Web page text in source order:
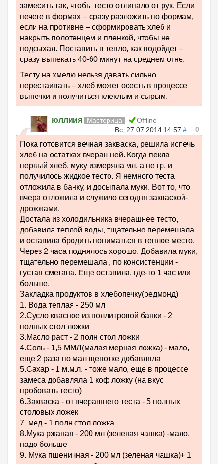
замесить так, чтобы тесто отлипало от рук. Если
печете в формах – сразу разложить по формам,
если на противне – сформировать хлеб и
накрыть полотенцем и пленкой, чтобы не
подсыхал. Поставить в тепло, как подойдет –
сразу выпекать 40-60 минут на среднем огне.
Тесту на хмелю нельзя давать сильно
перестаивать – хлеб может осесть в процессе
выпечки и получиться клеклым и сырым.
юллиия Мастерица
Offline
Вс, 27.07.2014 14:57 # 0
Пока готовится вечная закваска, решила испечь
хлеб на остатках вчерашней. Когда пекла
первый хлеб, муку измеряла мл, а не гр, и
получилось жидкое тесто. Я немного теста
отложила в банку, и досыпала муки. Вот то, что
вчера отложила и служило сегодня закваской-
дрожжами.
Достала из холодильника вчерашнее тесто,
добавила теплой воды, тщательно перемешала
и оставила бродить пониматься в теплое место.
Через 2 часа поднялось хорошо. Добавила муки,
тщательно перемешала , по консистенции -
густая сметана. Еще оставила. где-то 1 час или
больше.
Закладка продуктов в хлебопечку(редмонд)
1. Вода теплая - 250 мл
2.Сусло квасное из поллитровой банки - 2
полных стол ложки
3.Масло раст - 2 полн стол ложки
4.Соль - 1,5 ММЛ(малая мерная ложка) - мало,
еще 2 раза по мал щепотке добавляла
5.Сахар - 1 м.м.л. - тоже мало, еще в процессе
замеса добавляла 1 коф ложку (на вкус
пробовать тесто)
6.Закваска - от вчерашнего теста - 5 полных
столовых ложек
7. мед - 1 полн стол ложка
8.Мука ржаная - 200 мл (зеленая чашка) -мало,
надо больше
9. Мука пшеничная - 200 мл (зеленая чашка)+ 1